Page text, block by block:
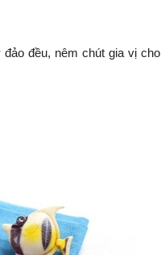
đều, nêm chút gia vị cho